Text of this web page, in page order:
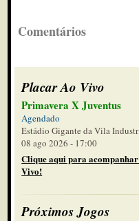
Comentários
Placar Ao Vivo
Primavera X Juventus
Agendado
Estádio Gigante da Vila
08 ago 2026 - 17:00
Clique aqui para
Vivo!
Próximos Jogos